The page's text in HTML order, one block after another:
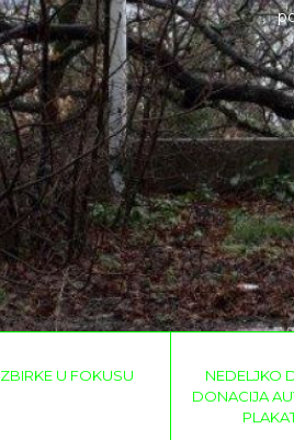
ZBIRKE U FOKUSU
NEDELJKO
DONACIJA